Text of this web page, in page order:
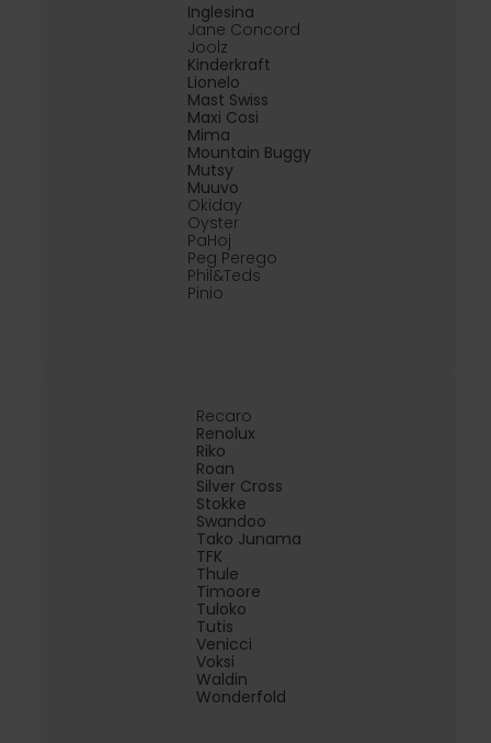
Inglesina
Jane Concord
Joolz
Kinderkraft
Lionelo
Mast Swiss
Maxi Cosi
Mima
Mountain Buggy
Mutsy
Muuvo
Okiday
Oyster
PaHoj
Peg Perego
Phil&Teds
Pinio
Recaro
Renolux
Riko
Roan
Silver Cross
Stokke
Swandoo
Tako Junama
TFK
Thule
Timoore
Tuloko
Tutis
Venicci
Voksi
Waldin
Wonderfold